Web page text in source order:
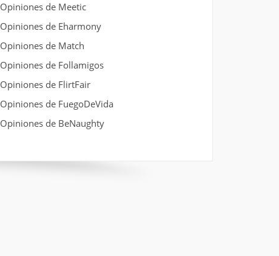
Opiniones de Meetic
Opiniones de Eharmony
Opiniones de Match
Opiniones de Follamigos
Opiniones de FlirtFair
Opiniones de FuegoDeVida
Opiniones de BeNaughty